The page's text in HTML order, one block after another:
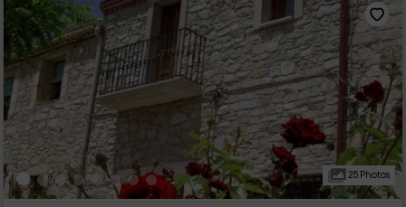
25 Photos